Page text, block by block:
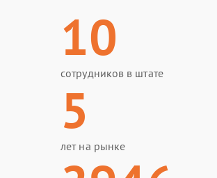
10
сотрудников в штате
5
лет на рынке